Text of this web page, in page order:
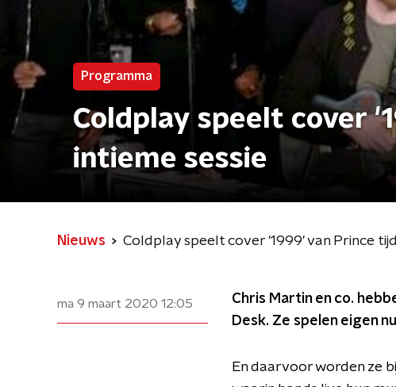
Programma
Coldplay speelt cover
intieme sessie
Nieuws Coldplay speelt cover '1999' van Prince
ma 9 maart 2020 12:05
Chris Martin en co.
Desk. Ze spelen eigen
En daarvoor worden ze